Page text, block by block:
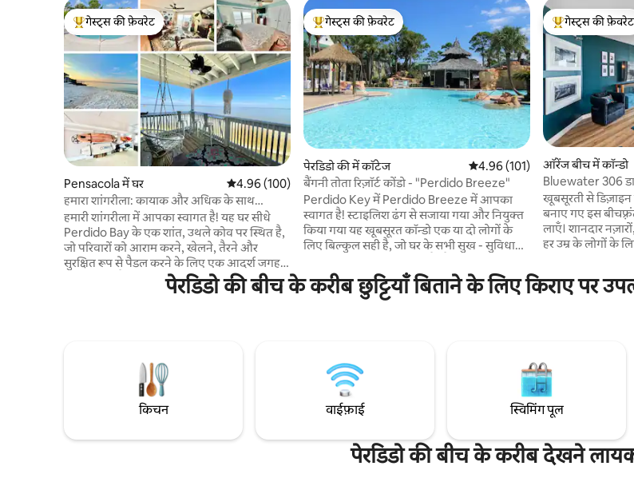
गेस्ट्स का टॉप फ़ेवरेट
गेस्ट्स की फ़ेवरेट
Pensacola में घर औसत रेटिंग 5 में से 4.96, 100 समीक्षाएँ
4.96 (100)
हमारा शांगरीला: कायाक और अधिक के साथ
वाटरफ्रंट होम
हमारी शांगरीला में आपका स्वागत है! यह घर सीधे
Perdido Bay के एक शांत, उथले कोव पर स्थित है,
जो परिवारों को आराम करने, खेलने, तैरने और
सुरक्षित रूप से पैडल करने के लिए एक आदर्श जगह
प्रदान करता है। खूबसूरत नज़ारों, बालकनी में मौजूद
कॉफ़ी और शांत पानी का मज़ा लें। यह 2 बेड/2.5
तटों, भोजन और बहुत कुछ के लिए बहुत छोटी ड्राइव
लें। अधिक जानकारी के लिए जारी रखें
गेस्ट्स का टॉप फ़ेवरेट
गेस्ट्स की फ़ेवरेट
पेरडिडो की में कॉटेज औसत रेटिंग 5 में से 4.96, 101 समीक्षाएँ
4.96 (101)
बैंगनी तोता रिज़ॉर्ट कोंडो - "Perdido Breeze"
Perdido Key में Perdido Breeze में आपका
स्वागत है! स्टाइलिश ढंग से सजाया गया और नियुक्त
किया गया यह खूबसूरत कॉन्डो एक या दो लोगों के
लिए बिल्कुल सही है, जो घर के सभी सुख - सुविधाओं
के भीतर, यह बॉटम फ़्लोर यूनिट आपकी ज़रूरत की
हर चीज़ के साथ आती है। आराम करें और रिचार्ज करें!
सुविधाओं में शामिल हैं: किंग साइज़ का तकिया - टॉप
गेस्ट्स का टॉप
गेस्ट्स की फ़ेवरेट
ऑरेंज बीच में कॉन्डो
Bluewater 306
बालकनी
खूबसूरती से
बनाए गए इस
लाएँ। शानदार
हर उम्र के लोगों के
के लिए एक साथ
समुद्र तट के दिनों
पेरडिडो की बीच के करीब छुट्टियाँ बिताने के लिए किराए पर
किचन वाईफ़ाई स्विमिंग पूल
पेरडिडो की बीच के करीब देखने